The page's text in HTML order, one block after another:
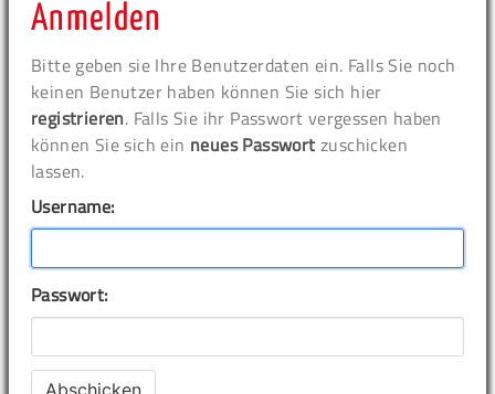
Anmelden
Bitte geben sie Ihre Benutzerdaten ein. Falls Sie noch
keinen Benutzer haben können Sie sich hier
registrieren. Falls Sie ihr Passwort vergessen haben
können Sie sich ein neues Passwort zuschicken
lassen.
Username:
Passwort: